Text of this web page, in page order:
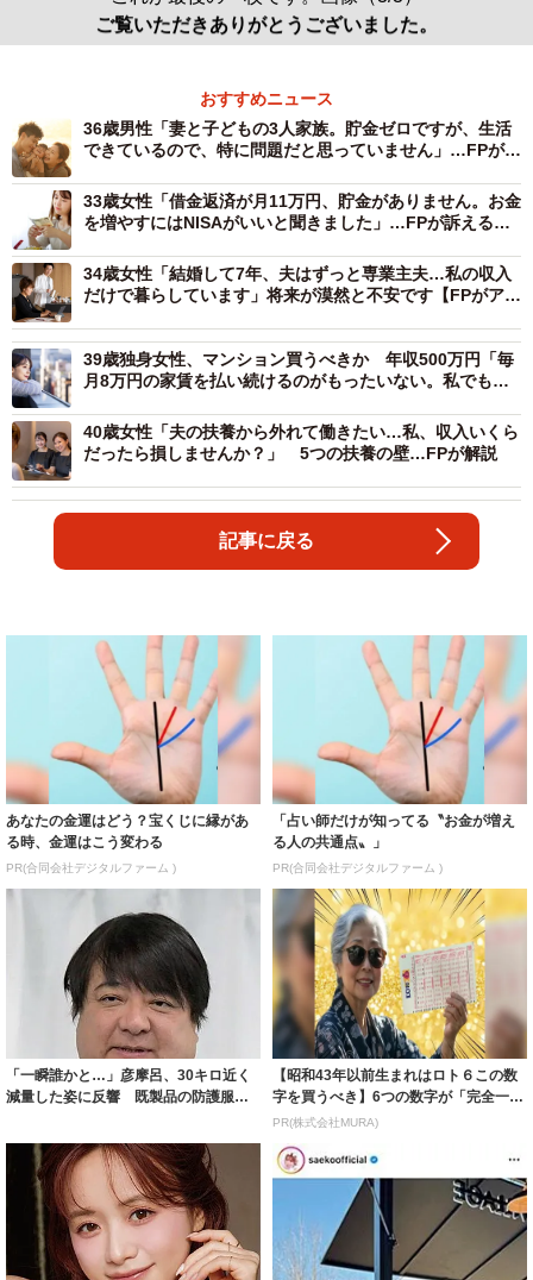
ご覧いただきありがとうございました。
おすすめニュース
36歳男性「妻と子どもの3人家族。貯金ゼロですが、生活
できているので、特に問題だと思っていません」…FPが訴
33歳女性「借金返済が月11万円、貯金がありません。お金
を増やすにはNISAがいいと聞きました」…FPが訴える、
34歳女性「結婚して7年、夫はずっと専業主夫…私の収入
だけで暮らしています」将来が漠然と不安です【FPがアド
39歳独身女性、マンション買うべきか 年収500万円「毎
月8万円の家賃を払い続けるのがもったいない。私でも買
40歳女性「夫の扶養から外れて働きたい…私、収入いくら
だったら損しませんか？」 5つの扶養の壁…FPが解説
記事に戻る
あなたの金運はどう？宝くじに縁があ
る時、金運はこう変わる
PR(合同会社デジタルファーム )
「占い師だけが知ってる〝お金が増え
る人の共通点〟」
PR(合同会社デジタルファーム )
「一瞬誰かと…」彦摩呂、30キロ近く
減量した姿に反響 既製品の防護服が
【昭和43年以前生まれはロト６この数
字を買うべき】6つの数字が「完全一
致」する方...
PR(株式会社MURA)